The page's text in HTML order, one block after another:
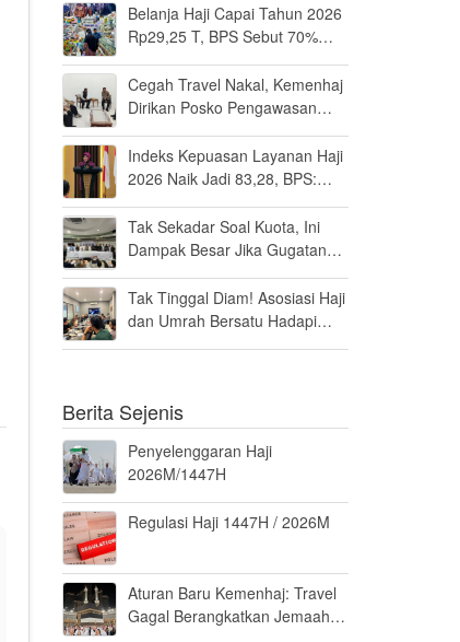
Belanja Haji Capai Tahun 2026
Rp29,25 T, BPS Sebut 70%
Saudi
Cegah Travel Nakal, Kemenhaj
Dirikan Posko Pengawasan
Indeks Kepuasan Layanan Haji
2026 Naik Jadi 83,28, BPS:
Tak Sekadar Soal Kuota, Ini
Dampak Besar Jika Gugatan
Tak Tinggal Diam! Asosiasi Haji
dan Umrah Bersatu Hadapi
Berita Sejenis
Penyelenggaran Haji
2026M/1447H
Regulasi Haji 1447H / 2026M
Aturan Baru Kemenhaj: Travel
Gagal Berangkatkan Jemaah